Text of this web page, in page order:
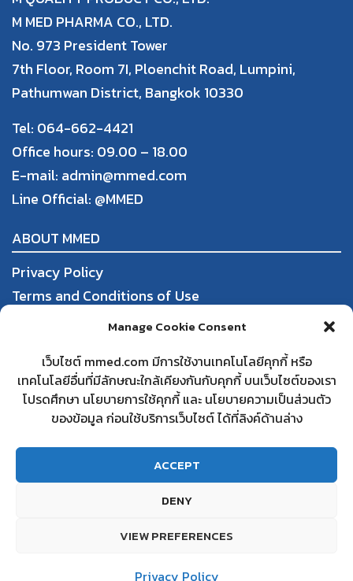
Manage Cookie Consent
เว็บไซต์ mmed.com มีการใช้งานเทคโนโลยีคุกกี้ หรือ
เทคโนโลยีอื่นที่มีลักษณะใกล้เคียงกันกับคุกกี้ บนเว็บไซต์ของเรา
โปรดศึกษา นโยบายการใช้คุกกี้ และ นโยบายความเป็นส่วนตัว
ของข้อมูล ก่อนใช้บริการเว็บไซต์ ได้ที่ลิงค์ด้านล่าง
ACCEPT
DENY
VIEW PREFERENCES
Privacy Policy
M MED PHARMA CO., LTD.
No. 973 President Tower
7th Floor, Room 7I, Ploenchit Road, Lumpini,
Pathumwan District, Bangkok 10330
Tel: 064-662-4421
Office hours: 09.00 – 18.00
E-mail: admin@mmed.com
Line Official: @MMED
ABOUT MMED
Privacy Policy
Terms and Conditions of Use
Order, Payment, and Shipping
DBD
Partnering with mmed
Frequently Asked Questions
Contact us
© 2022 MMED. All Rights Reserved.